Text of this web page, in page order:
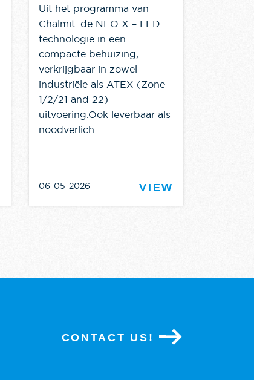
Uit het programma van
Chalmit: de NEO X – LED
technologie in een
compacte behuizing,
verkrijgbaar in zowel
industriële als ATEX (Zone
1/2/21 and 22)
uitvoering.Ook leverbaar als
noodverlich...
06-05-2026 VIEW
CONTACT US!